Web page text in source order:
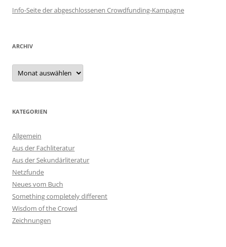
Info-Seite der abgeschlossenen Crowdfunding-Kampagne
ARCHIV
Archiv
KATEGORIEN
Allgemein
Aus der Fachliteratur
Aus der Sekundärliteratur
Netzfunde
Neues vom Buch
Something completely different
Wisdom of the Crowd
Zeichnungen